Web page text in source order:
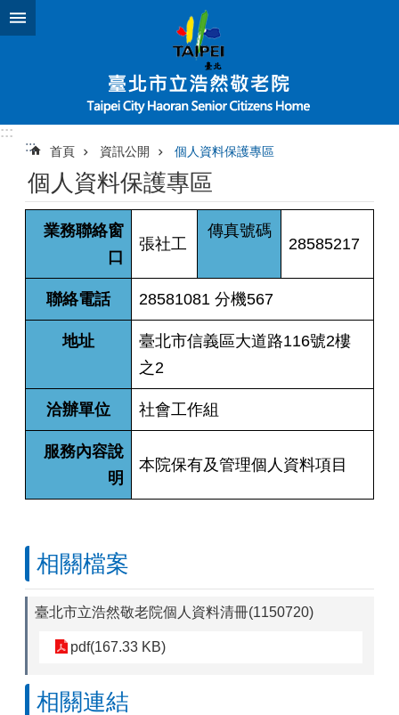
跳到主要內容區塊
:::
:::
首頁 資訊公開 個人資料保護專區
個人資料保護專區
業務聯絡窗
口
張社工
傳真號碼
28585217
聯絡電話 28581081 分機567
地址
臺北市信義區大道路116號2樓
之2
洽辦單位 社會工作組
服務內容說
明
本院保有及管理個人資料項目
相關檔案
臺北市立浩然敬老院個人資料清冊(1150720)
pdf(167.33 KB)
相關連結